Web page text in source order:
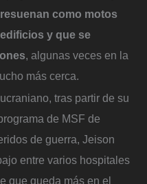
como motos
y que se
, algunas veces en la
más cerca.
tras partir de su
de MSF de
de guerra, Jeison
entre varios hospitales
que queda más en el